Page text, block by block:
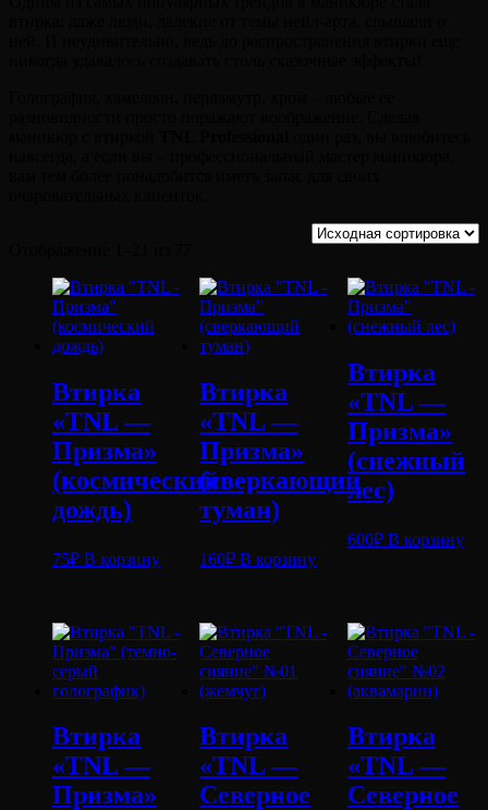
Втирка
«TNL —
Призма»
(космический
дождь)
75₽ В корзину
Втирка
«TNL —
Призма»
(сверкающий
туман)
160₽ В корзину
Втирка
«TNL —
Призма»
(снежный
лес)
600₽ В корзину
Втирка
«TNL —
Призма»
Втирка
«TNL —
Северное
Втирка
«TNL —
Северное